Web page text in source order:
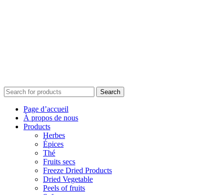
Search
Page d’accueil
À propos de nous
Products
Herbes
Épices
Thé
Fruits secs
Freeze Dried Products
Dried Vegetable
Peels of fruits